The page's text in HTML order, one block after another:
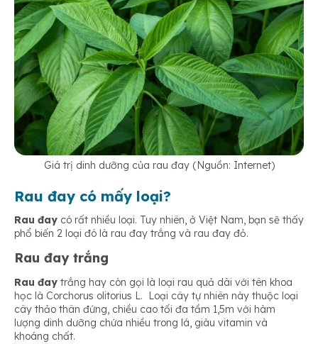
Giá trị dinh dưỡng của rau đay (Nguồn: Internet)
Rau đay có mấy loại?
Rau đay có rất nhiều loại. Tuy nhiên, ở Việt Nam, bạn sẽ thấy
phổ biến 2 loại đó là rau đay trắng và rau đay đỏ.
Rau đay trắng
Rau đay trắng hay còn gọi là loại rau quả dài với tên khoa
học là Corchorus olitorius L. Loại cây tự nhiên này thuộc loại
cây thảo thân đứng, chiều cao tối đa tầm 1,5m với hàm
lượng dinh dưỡng chứa nhiều trong lá, giàu vitamin và
khoáng chất.